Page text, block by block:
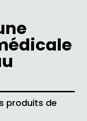
produits de